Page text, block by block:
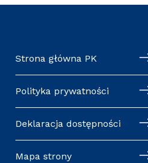
Strona główna PK
Polityka prywatności
Deklaracja dostępności
Mapa strony